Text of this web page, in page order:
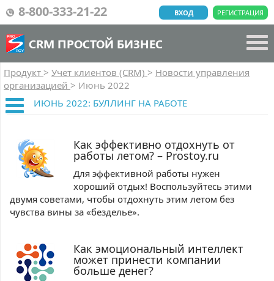
8-800-333-21-22 РЕГИСТРАЦИЯ
ВХОД
CRM ПРОСТОЙ БИЗНЕС
Продукт > Учет клиентов (CRM) > Новости управления
организацией > Июнь 2022
ИЮНЬ 2022: БУЛЛИНГ НА РАБОТЕ
Как эффективно отдохнуть от
работы летом? – Prostoy.ru
Для эффективной работы нужен
хороший отдых! Воспользуйтесь этими
двумя советами, чтобы отдохнуть этим летом без
чувства вины за «безделье».
Как эмоциональный интеллект
может принести компании
больше денег?